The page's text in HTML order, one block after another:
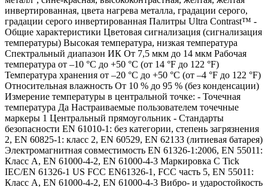
инвертированная, цвета нагрева металла, градации серого,
градации серого инвертированная Палитры Ultra Contrast™ -
Общие характеристики Цветовая сигнализация (сигнализация
температуры) Высокая температура, низкая температура
Спектральный диапазон ИК От 7,5 мкм до 14 мкм Рабочая
температура от –10 °C до +50 °C (от 14 °F до 122 °F)
Температура хранения от –20 °C до +50 °C (от –4 °F до 122 °F)
Относительная влажность От 10 % до 95 % (без конденсации)
Измерение температуры в центральной точке: - Точечная
температура Да Настраиваемые пользователем точечные
маркеры 1 Центральный прямоугольник - Стандарты
безопасности EN 61010-1: без категории, степень загрязнения
2, EN 60825-1: класс 2, EN 60529, EN 62133 (литиевая батарея)
Электромагнитная совместимость EN 61326-1:2006, EN 55011:
Класс A, EN 61000-4-2, EN 61000-4-3 Маркировка C Tick
IEC/EN 61326-1 US FCC EN61326-1, FCC часть 5, EN 55011:
Класс A, EN 61000-4-2, EN 61000-4-3 Вибро- и ударостойкость